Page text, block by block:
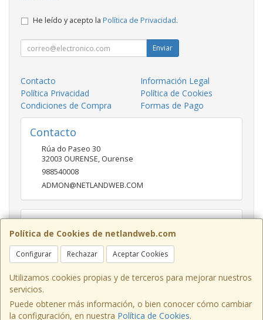
Política de Cookies de netlandweb.com
Configurar Rechazar Aceptar Cookies
Utilizamos cookies propias y de terceros para mejorar nuestros
servicios.
Puede obtener más información, o bien conocer cómo cambiar
la configuración, en nuestra Política de Cookies.
He leído y acepto la Política de Privacidad.
Enviar
Contacto
Información Legal
Política Privacidad
Política de Cookies
Condiciones de Compra
Formas de Pago
Contacto
Rúa do Paseo 30
32003 OURENSE, Ourense
988540008
ADMON@NETLANDWEB.COM
Horario